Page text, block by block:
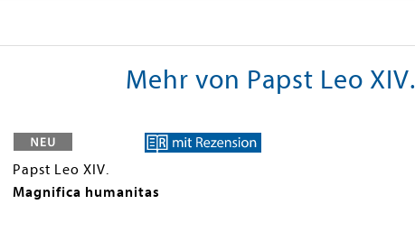
Mehr von Papst Leo XIV.
Papst Leo XIV.
Magnifica humanitas